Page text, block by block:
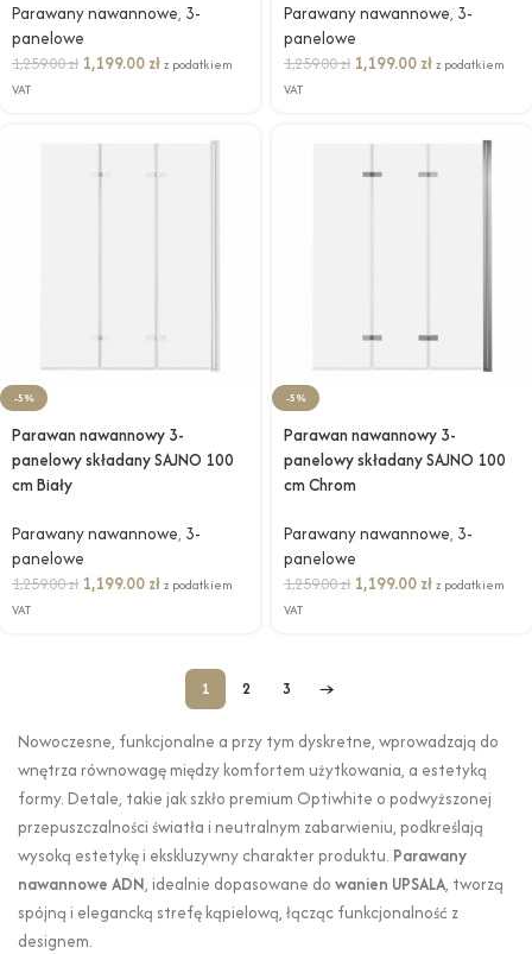
Parawany nawannowe, 3-
panelowe
1,259.00zł 1,199.00 złz podatkiem
VAT
Parawany nawannowe, 3-
panelowe
1,259.00zł 1,199.00 złz podatkiem
VAT
-5%
Parawan nawannowy 3-
panelowy składany SAJNO 100
cm Biały
Parawany nawannowe, 3-
panelowe
1,259.00zł 1,199.00 złz podatkiem
VAT
-5%
Parawan nawannowy 3-
panelowy składany SAJNO 100
cm Chrom
Parawany nawannowe, 3-
panelowe
1,259.00zł 1,199.00 złz podatkiem
VAT
1 2 3 →
Nowoczesne, funkcjonalne a przy tym dyskretne, wprowadzają do
wnętrza równowagę między komfortem użytkowania, a estetyką
formy. Detale, takie jak szkło premium Optiwhite o podwyższonej
przepuszczalności światła i neutralnym zabarwieniu, podkreślają
wysoką estetykę i ekskluzywny charakter produktu. Parawany
nawannowe ADN, idealnie dopasowane do wanien UPSALA, tworzą
spójną i elegancką strefę kąpielową, łącząc funkcjonalność z
designem.